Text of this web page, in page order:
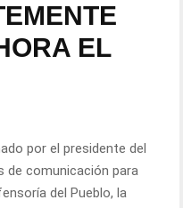
EL
por el presidente del
de comunicación para
del Pueblo, la